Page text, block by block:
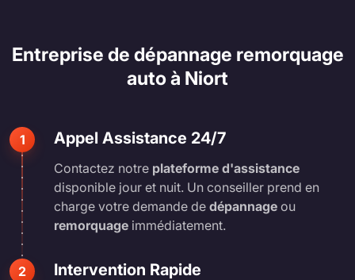
Entreprise de dépannage remorquage
auto à Niort
1 Appel Assistance 24/7
Contactez notre plateforme d'assistance
disponible jour et nuit. Un conseiller prend en
charge votre demande de dépannage ou
remorquage immédiatement.
2 Intervention Rapide